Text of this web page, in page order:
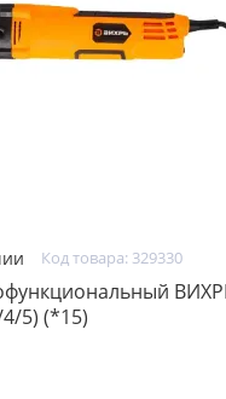
Код товара: 329330
5) (*15)